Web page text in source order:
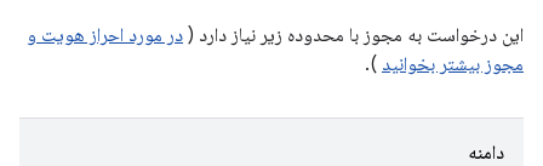
این درخواست به مجوز با محدوده زیر نیاز دارد ( در مورد احراز هویت و
مجوز بیشتر بخوانید ).
دامنه